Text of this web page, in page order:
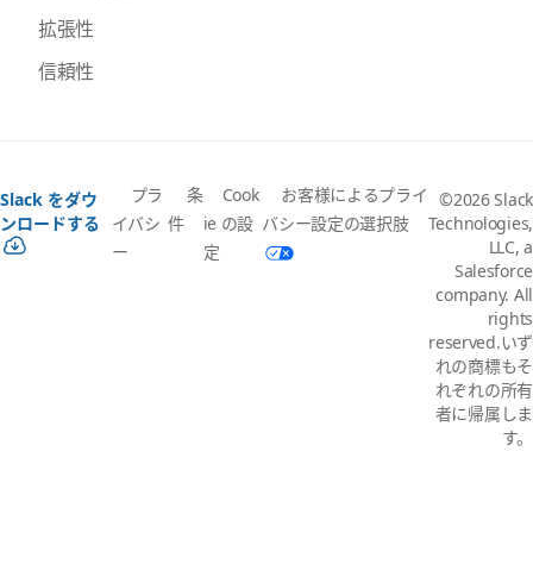
拡張性
信頼性
Slack をダウ
ンロードする
プラ
イバシ
ー
条
件
Cook
ie の設
定
お客様によるプライ
バシー設定の選択肢
©2026 Slack
Technologies,
LLC, a
Salesforce
company. All
rights
reserved.いず
れの商標もそ
れぞれの所有
者に帰属しま
す。